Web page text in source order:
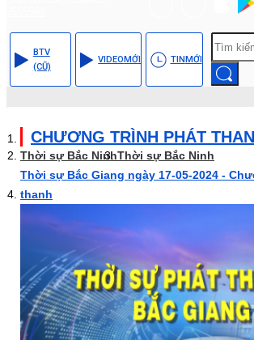
BTV
(CŨ)
VIDEOMỚI TINMỚI
CHƯƠNG TRÌNH PHÁT
Thời sự Bắc NinhThời sự Bắc Ninh
Thời sự Bắc Giang ngày 17-05-2024 -
thanh